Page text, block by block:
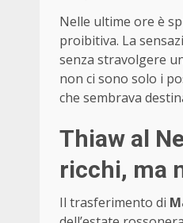
Nelle ultime ore è
proibitiva. La
senza stravolgere
non ci sono solo i
che sembrava
Thiaw al
ricchi, ma
Il trasferimento di